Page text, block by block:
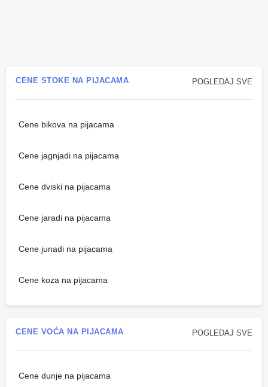
POGLEDAJ SVE
CENE STOKE NA PIJACAMA
Cene bikova na pijacama
Cene jagnjadi na pijacama
Cene dviski na pijacama
Cene jaradi na pijacama
Cene junadi na pijacama
Cene koza na pijacama
POGLEDAJ SVE
CENE VOĆA NA PIJACAMA
Cene dunje na pijacama